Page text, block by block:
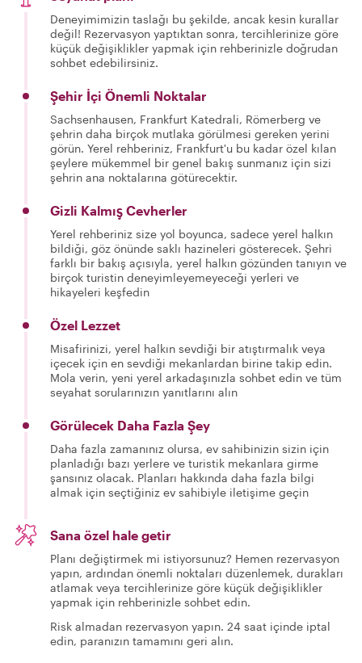
Deneyimimizin taslağı bu şekilde, ancak kesin kurallar
değil! Rezervasyon yaptıktan sonra, tercihlerinize göre
küçük değişiklikler yapmak için rehberinizle doğrudan
sohbet edebilirsiniz.
Şehir İçi Önemli Noktalar
Sachsenhausen, Frankfurt Katedrali, Römerberg ve
şehrin daha birçok mutlaka görülmesi gereken yerini
görün. Yerel rehberiniz, Frankfurt'u bu kadar özel kılan
şeylere mükemmel bir genel bakış sunmanız için sizi
şehrin ana noktalarına götürecektir.
Gizli Kalmış Cevherler
Yerel rehberiniz size yol boyunca, sadece yerel halkın
bildiği, göz önünde saklı hazineleri gösterecek. Şehri
farklı bir bakış açısıyla, yerel halkın gözünden tanıyın ve
birçok turistin deneyimleyemeyeceği yerleri ve
hikayeleri keşfedin
Özel Lezzet
Misafirinizi, yerel halkın sevdiği bir atıştırmalık veya
içecek için en sevdiği mekanlardan birine takip edin.
Mola verin, yeni yerel arkadaşınızla sohbet edin ve tüm
seyahat sorularınızın yanıtlarını alın
Görülecek Daha Fazla Şey
Daha fazla zamanınız olursa, ev sahibinizin sizin için
planladığı bazı yerlere ve turistik mekanlara girme
şansınız olacak. Planları hakkında daha fazla bilgi
almak için seçtiğiniz ev sahibiyle iletişime geçin
Sana özel hale getir
Planı değiştirmek mi istiyorsunuz? Hemen rezervasyon
yapın, ardından önemli noktaları düzenlemek, durakları
atlamak veya tercihlerinize göre küçük değişiklikler
yapmak için rehberinizle sohbet edin.
Risk almadan rezervasyon yapın. 24 saat içinde iptal
edin, paranızın tamamını geri alın.